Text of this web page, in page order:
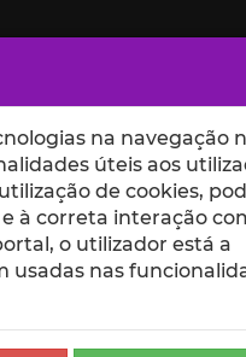
UNIDADES
na navegação
úteis aos
de cookies,
à correta interação
o utilizador está a
usadas nas